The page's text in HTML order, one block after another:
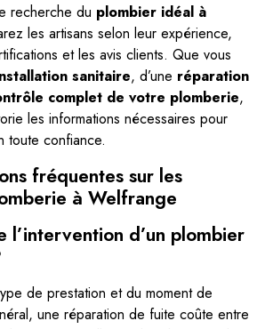
recherche du plombier idéal à
les artisans selon leur expérience,
et les avis clients. Que vous
sanitaire, d’une réparation
complet de votre plomberie,
les informations nécessaires pour
toute confiance.
fréquentes sur les
à Welfrange
l’intervention d’un plombier
de prestation et du moment de
une réparation de fuite coûte entre